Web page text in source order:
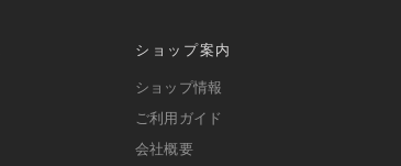
ショップ案内
ショップ情報
ご利用ガイド
会社概要